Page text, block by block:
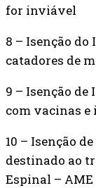
for inviável
8 – Isenção do
catadores de
9 – Isenção de
com vacinas e
10 – Isenção
destinado ao
Espinal – AME